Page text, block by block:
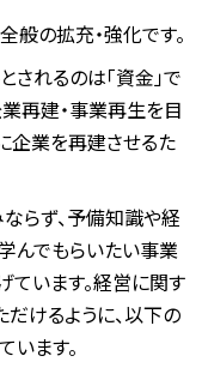
の拡充・強化です。
れるのは「資金」で
業再建・事業再生を目
企業を再建させるた
らず、予備知識や経
んでもらいたい事業
ています。経営に関す
けるように、以下の
います。